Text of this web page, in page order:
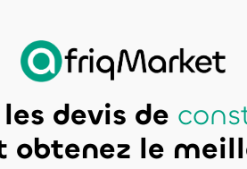
devis de
obtenez le